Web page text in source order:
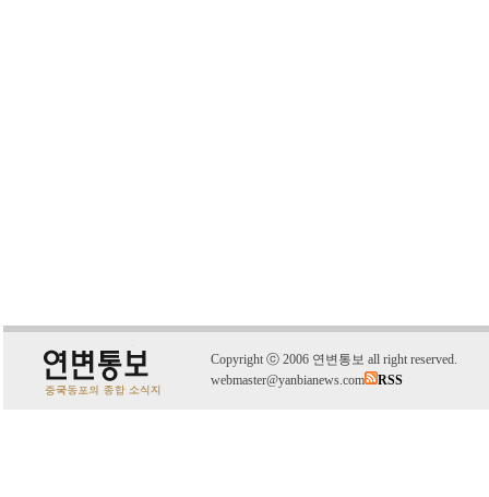
Copyright ⓒ 2006 연변통보 all right reserved.
webmaster@yanbianews.com
RSS